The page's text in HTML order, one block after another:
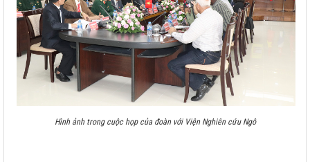
Hình ảnh trong cuộc họp của đoàn với Viện Nghiên cứu Ngô